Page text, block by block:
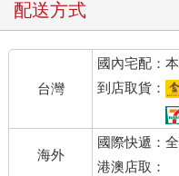
冕前離開你之後，在我們
「整整三年。」賈思潘說。
「一切都好吧？」愛德蒙問
「你想如果不好，我能離開
說，「一切都好極了。坦摩
都相安無事。去年夏天我們
上，各得其所，現在他們都
棒的攝政王替我料理國事，
配送方式
台灣
國內宅配：
到店取貨：
海外
國際快遞：
港澳店取：